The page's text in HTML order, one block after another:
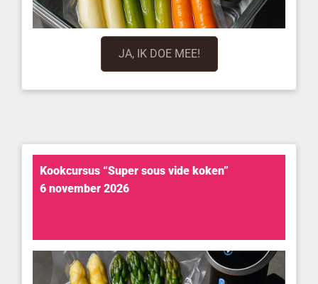
JA, IK DOE MEE!
Kookcursus “Super sous vide koken”
6 november 2026